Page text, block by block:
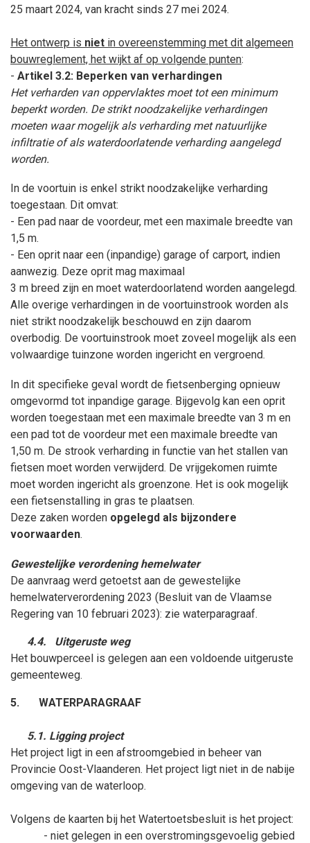
25 maart 2024, van kracht sinds 27 mei 2024.
Het ontwerp is niet in overeenstemming met dit algemeen
bouwreglement, het wijkt af op volgende punten:
- Artikel 3.2: Beperken van verhardingen
Het verharden van oppervlaktes moet tot een minimum
beperkt worden. De strikt noodzakelijke verhardingen
moeten waar mogelijk als verharding met natuurlijke
infiltratie of als waterdoorlatende verharding aangelegd
worden.
In de voortuin is enkel strikt noodzakelijke verharding
toegestaan. Dit omvat:
- Een pad naar de voordeur, met een maximale breedte van
1,5 m.
- Een oprit naar een (inpandige) garage of carport, indien
aanwezig. Deze oprit mag maximaal
3 m breed zijn en moet waterdoorlatend worden aangelegd.
Alle overige verhardingen in de voortuinstrook worden als
niet strikt noodzakelijk beschouwd en zijn daarom
overbodig. De voortuinstrook moet zoveel mogelijk als een
volwaardige tuinzone worden ingericht en vergroend.
In dit specifieke geval wordt de fietsenberging opnieuw
omgevormd tot inpandige garage. Bijgevolg kan een oprit
worden toegestaan met een maximale breedte van 3 m en
een pad tot de voordeur met een maximale breedte van
1,50 m. De strook verharding in functie van het stallen van
fietsen moet worden verwijderd. De vrijgekomen ruimte
moet worden ingericht als groenzone. Het is ook mogelijk
een fietsenstalling in gras te plaatsen.
Deze zaken worden opgelegd als bijzondere
voorwaarden.
Gewestelijke verordening hemelwater
De aanvraag werd getoetst aan de gewestelijke
hemelwaterverordening 2023 (Besluit van de Vlaamse
Regering van 10 februari 2023): zie waterparagraaf.
4.4.
Uitgeruste weg
Het bouwperceel is gelegen aan een voldoende uitgeruste
gemeenteweg.
5. WATERPARAGRAAF
5.1. Ligging project
Het project ligt in een afstroomgebied in beheer van
Provincie Oost-Vlaanderen. Het project ligt niet in de nabije
omgeving van de waterloop.
Volgens de kaarten bij het Watertoetsbesluit is het project:
- niet gelegen in een overstromingsgevoelig gebied